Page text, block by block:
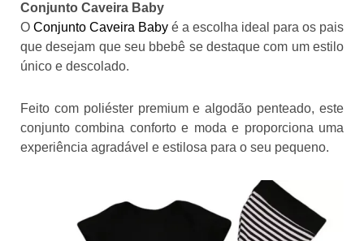
Conjunto Caveira Baby
O Conjunto Caveira Baby é a escolha ideal para os pais
que desejam que seu bbebê se destaque com um estilo
único e descolado.
Feito com poliéster premium e algodão penteado, este
conjunto combina conforto e moda e proporciona uma
experiência agradável e estilosa para o seu pequeno.